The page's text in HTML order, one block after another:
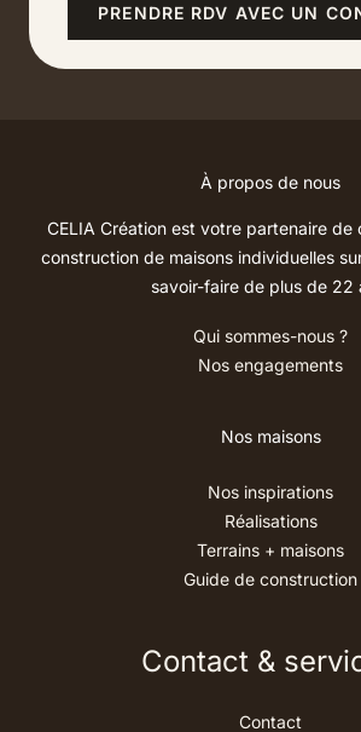
PRENDRE RDV AVEC UN
À propos de nous
CELIA Création est votre partenaire de
construction de maisons individuelles
savoir-faire de plus de 22
Qui sommes-nous ?
Nos engagements
Nos maisons
Nos inspirations
Réalisations
Terrains + maisons
Guide de construction
Contact &
Contact